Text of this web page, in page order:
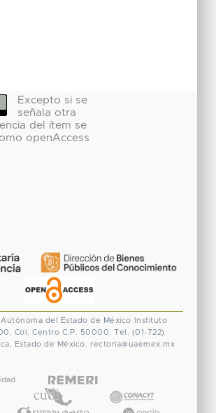
Excepto si se
señala otra
del ítem se
openAccess
Autónoma del Estado de México
Instituto
Col. Centro C.P. 50000. Tel. (01-722)
Estado de México. rectoria@uaemex.mx